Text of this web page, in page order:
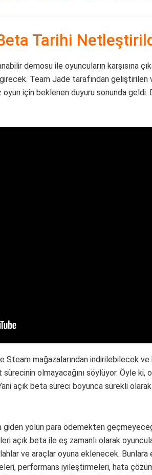
Tarihi
demosu ile oyuncuların karşısına
Team Jade tarafından geliştirilen
oyun için beklenen duyuru sonunda
Steam mağazalarından indirilebilecek
olmayacağını söylüyor. Öyle ki,
açık beta süreci boyunca sürekli
giden yolun para ödemekten
açık beta ile eş zamanlı olarak
ve araçlar oyuna eklenecek. Bunlara
performans iyileştirmeleri, hata